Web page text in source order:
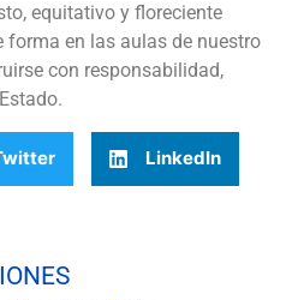
equitativo y floreciente
forma en las aulas de nuestro
con responsabilidad,
LinkedIn